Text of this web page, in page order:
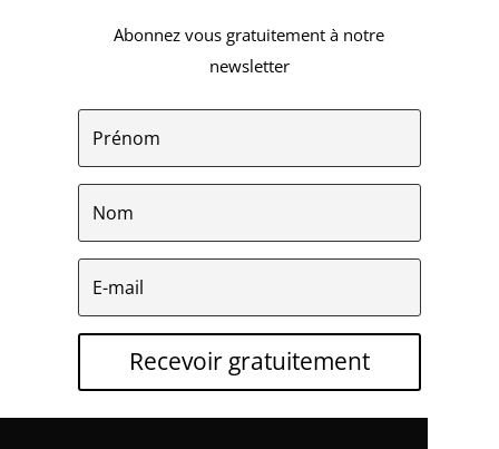
Abonnez vous gratuitement à notre
newsletter
Recevoir gratuitement